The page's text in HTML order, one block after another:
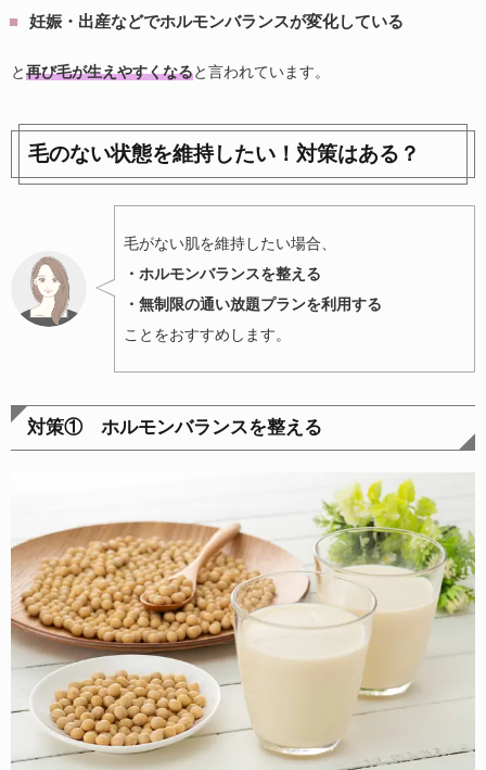
妊娠・出産などでホルモンバランスが変化している
と再び毛が生えやすくなると言われています。
毛のない状態を維持したい！対策はある？
毛がない肌を維持したい場合、
・ホルモンバランスを整える
・無制限の通い放題プランを利用する
ことをおすすめします。
対策① ホルモンバランスを整える